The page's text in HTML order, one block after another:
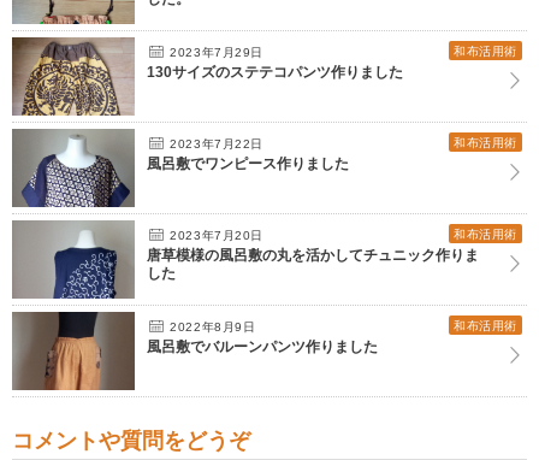
2023年7月29日 和布活用術
130サイズのステテコパンツ作りました
2023年7月22日 和布活用術
風呂敷でワンピース作りました
2023年7月20日 和布活用術
唐草模様の風呂敷の丸を活かしてチュニック作りま
した
2022年8月9日 和布活用術
風呂敷でバルーンパンツ作りました
コメントや質問をどうぞ